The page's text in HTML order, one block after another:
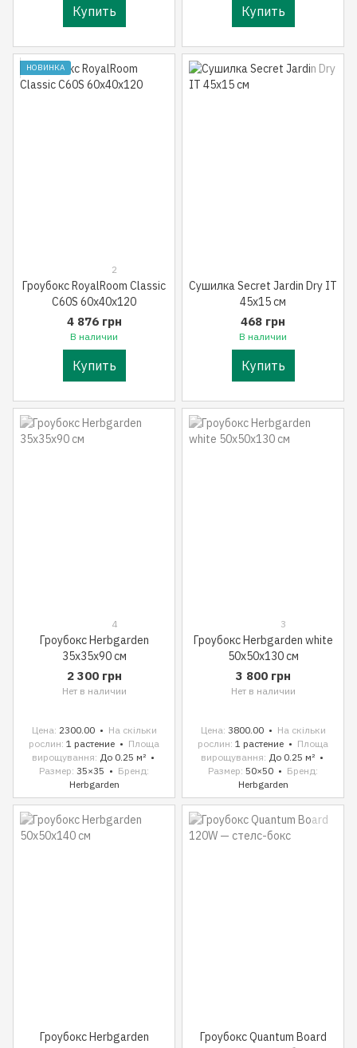
Купить Купить
НОВИНКА
2
Гроубокс RoyalRoom Classic
C60S 60x40x120
4 876 грн
В наличии
Купить
Сушилка Secret Jardin Dry IT
45x15 см
468 грн
В наличии
Купить
4
Гроубокс Herbgarden
35x35x90 см
2 300 грн
Нет в наличии
Цена 2300.00
На скільки
рослин 1 растение
Площа
вирощування До 0.25 м²
Размер 35×35
Бренд
Herbgarden
3
Гроубокс Herbgarden white
50x50x130 см
3 800 грн
Нет в наличии
Цена 3800.00
На скільки
рослин 1 растение
Площа
вирощування До 0.25 м²
Размер 50×50
Бренд
Herbgarden
Гроубокс Herbgarden
Гроубокс Quantum Board